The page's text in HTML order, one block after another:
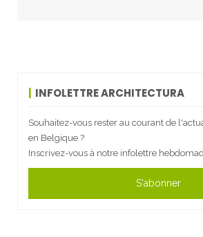
INFOLETTRE ARCHITECTURA
Souhaitez-vous rester au courant de
en Belgique ?
Inscrivez-vous à notre infolettre
S'abonner